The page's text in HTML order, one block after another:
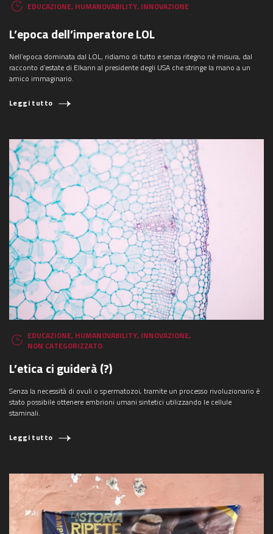
EDUCAZIONE, HUMANOVABILITY, INNOVAZIONE
L’epoca dell’imperatore LOL
Nell’epoca dominata dal LOL, ridiamo di tutto e senza ritegno né misura, dal
racconto d’estate di Elkann al presidente degli USA che stringe la mano a un
amico immaginario.
Leggi tutto
EDUCAZIONE, HUMANOVABILITY, INNOVAZIONE,
NON CATEGORIZZATO
L’etica ci guiderà (?)
Senza la necessità di ovuli o spermatozoi, tramite un processo rivoluzionario è
stato possibile ottenere embrioni umani sintetici utilizzando le cellule
staminali.
Leggi tutto